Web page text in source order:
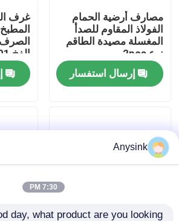
جولة في المعمل
ضبط الجودة
طلب اقتباس
صمامات نحاسية
مصارف أرضية الحمام
الفولاذ المقاوم للصدأ
المغسلة مصيدة الطاقم
نوع 2pcs
إرسال استفسار
غرف
الفخ SS 304 201
Anysink
7:30 PM
day, what product are you looking